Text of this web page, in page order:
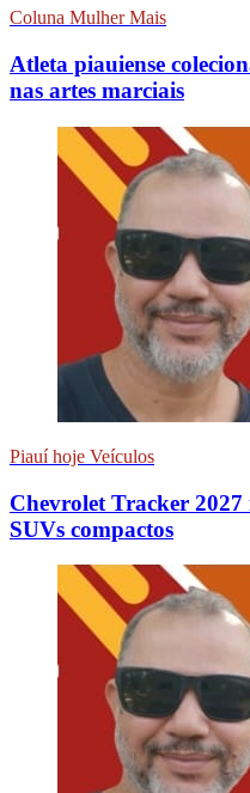
Coluna Mulher Mais
Atleta piauiense
nas artes marciais
Piauí hoje Veículos
Chevrolet Tracker 2027
SUVs compactos